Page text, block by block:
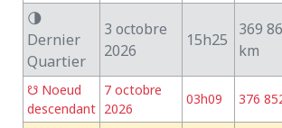
🌗
Dernier
Quartier
3 octobre
2026
15h25
369
km
☋ Noeud
descendant
7 octobre
2026
03h09 376